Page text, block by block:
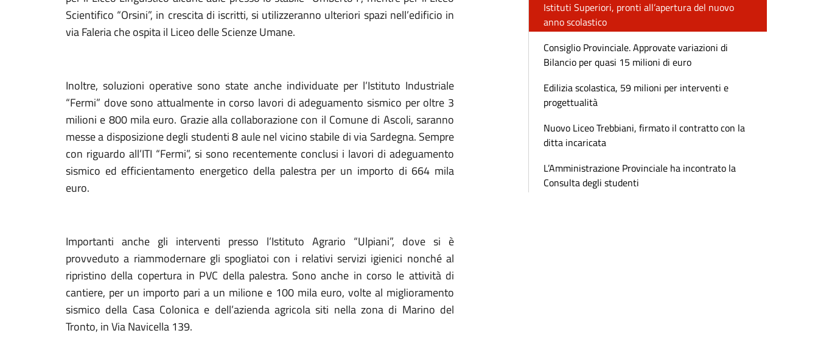
Scientifico “Orsini”, in crescita di iscritti, si utilizzeranno ulteriori spazi nell’edificio in
via Faleria che ospita il Liceo delle Scienze Umane.
Inoltre, soluzioni operative sono state anche individuate per l’Istituto Industriale
“Fermi” dove sono attualmente in corso lavori di adeguamento sismico per oltre 3
milioni e 800 mila euro. Grazie alla collaborazione con il Comune di Ascoli, saranno
messe a disposizione degli studenti 8 aule nel vicino stabile di via Sardegna. Sempre
con riguardo all’ITI “Fermi”, si sono recentemente conclusi i lavori di adeguamento
sismico ed efficientamento energetico della palestra per un importo di 664 mila
euro.
Importanti anche gli interventi presso l’Istituto Agrario “Ulpiani”, dove si è
provveduto a riammodernare gli spogliatoi con i relativi servizi igienici nonché al
ripristino della copertura in PVC della palestra. Sono anche in corso le attività di
cantiere, per un importo pari a un milione e 100 mila euro, volte al miglioramento
sismico della Casa Colonica e dell’azienda agricola siti nella zona di Marino del
Tronto, in Via Navicella 139.
Istituti Superiori, pronti all’apertura del nuovo
anno scolastico
Consiglio Provinciale. Approvate variazioni di
Bilancio per quasi 15 milioni di euro
Edilizia scolastica, 59 milioni per interventi e
progettualità
Nuovo Liceo Trebbiani, firmato il contratto con la
ditta incaricata
L’Amministrazione Provinciale ha incontrato la
Consulta degli studenti